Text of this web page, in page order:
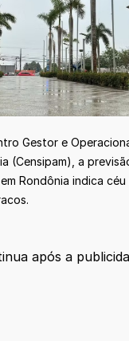
Gestor e
(Censipam), a
Rondônia indica
após a